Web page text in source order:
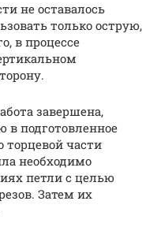
не оставалось
только острую,
в процессе
завершена,
в подготовленное
торцевой части
необходимо
петли с целью
Затем их